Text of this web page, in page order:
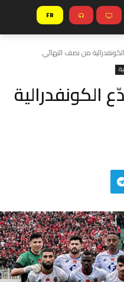
FR
من نصف النهائي
الكونفدرالية